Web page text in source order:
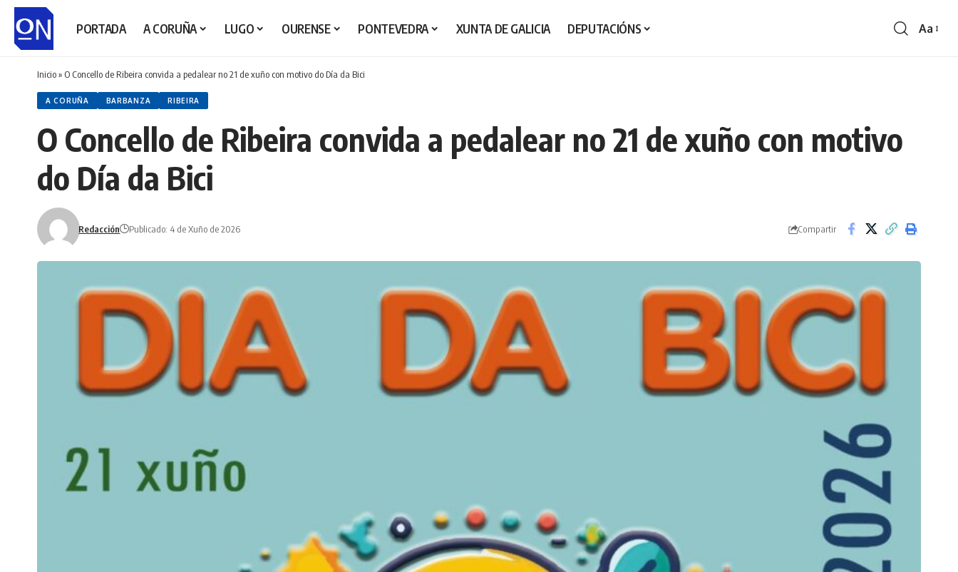
PORTADA A CORUÑA LUGO OURENSE PONTEVEDRA XUNTA DE GALICIA DEPUTACIÓNS Aa
Inicio» O Concello de Ribeira convida a pedalear no 21 de xuño con motivo do Día da Bici
A CORUÑA BARBANZA RIBEIRA
O Concello de Ribeira convida a pedalear no 21 de xuño con motivo
do Día da Bici
Redacción Publicado: 4 de Xuño de 2026 Compartir